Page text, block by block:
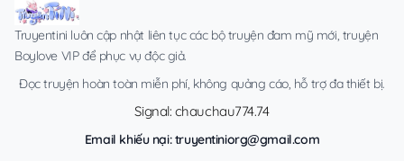
Truyentini luôn cập nhật liên tục các bộ truyện đam mỹ mới, truyện
Boylove VIP để phục vụ độc giả.
Đọc truyện hoàn toàn miễn phí, không quảng cáo, hỗ trợ đa thiết bị.
Signal: chauchau774.74
Email khiếu nại:truyentiniorg@gmail.com